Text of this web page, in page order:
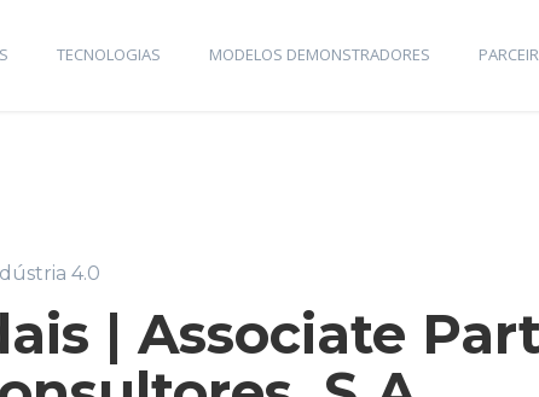
TECNOLOGIAS MODELOS DEMONSTRADORES
4.0
| Associate